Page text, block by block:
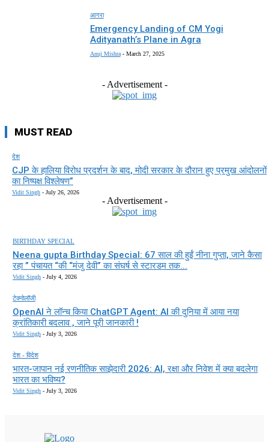
आगरा
Emergency Landing of CM Yogi
Adityanath’s Plane in Agra
Anuj Mishra - March 27, 2025
- Advertisement -
MUST READ
देश
CJP के हालिया विरोध प्रदर्शन के बाद, मोदी सरकार के दौरान हुए प्रमुख आंदोलनों
का निष्पक्ष विश्लेषण”
Vidit Singh - July 26, 2026
- Advertisement -
BIRTHDAY SPECIAL
Neena gupta Birthday Special: 67 साल की हुईं नीना गुप्ता, जाने कैसा
रहा ” पंचायत “की “मंजु देवी” का संघर्ष से स्टारडम तक...
Vidit Singh - July 4, 2026
टेक्नोलॉजी
OpenAI ने लॉन्च किया ChatGPT Agent: AI की दुनिया में आया नया
क्रांतिकारी बदलाव , जाने पूरी जानकारी !
Vidit Singh - July 3, 2026
देश - विदेश
भारत-जापान नई रणनीतिक साझेदारी 2026: AI, रक्षा और निवेश में क्या बदलेगा
भारत का भविष्य?
Vidit Singh - July 3, 2026